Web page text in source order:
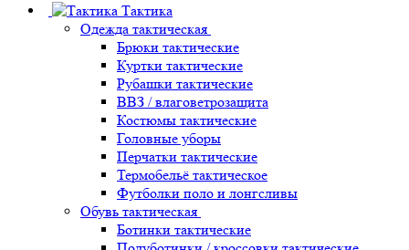
Тактика
Одежда тактическая
Брюки тактические
Куртки тактические
Рубашки тактические
ВВЗ / влаговетрозащита
Костюмы тактические
Головные уборы
Перчатки тактические
Термобельё тактическое
Футболки поло и лонгсливы
Обувь тактическая
Ботинки тактические